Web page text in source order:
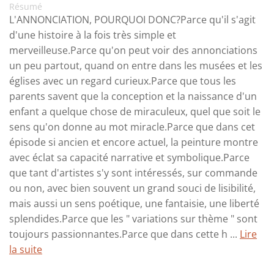
Résumé
L'ANNONCIATION, POURQUOI DONC?Parce qu'il s'agit
d'une histoire à la fois très simple et
merveilleuse.Parce qu'on peut voir des annonciations
un peu partout, quand on entre dans les musées et les
églises avec un regard curieux.Parce que tous les
parents savent que la conception et la naissance d'un
enfant a quelque chose de miraculeux, quel que soit le
sens qu'on donne au mot miracle.Parce que dans cet
épisode si ancien et encore actuel, la peinture montre
avec éclat sa capacité narrative et symbolique.Parce
que tant d'artistes s'y sont intéressés, sur commande
ou non, avec bien souvent un grand souci de lisibilité,
mais aussi un sens poétique, une fantaisie, une liberté
splendides.Parce que les " variations sur thème " sont
toujours passionnantes.Parce que dans cette h ... Lire
la suite